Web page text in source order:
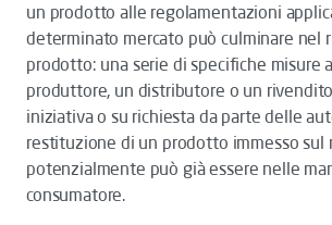
un prodotto alle regolamentazioni
determinato mercato può culminare nel
prodotto: una serie di specifiche misure
produttore, un distributore o un
iniziativa o su richiesta da parte delle
restituzione di un prodotto immesso sul
potenzialmente può già essere nelle
consumatore.